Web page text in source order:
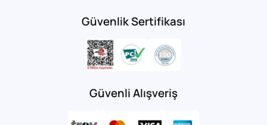
Güvenlik Sertifikası
Güvenli Alışveriş